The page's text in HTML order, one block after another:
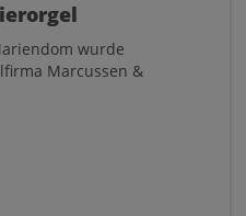
wurde
Marcussen &